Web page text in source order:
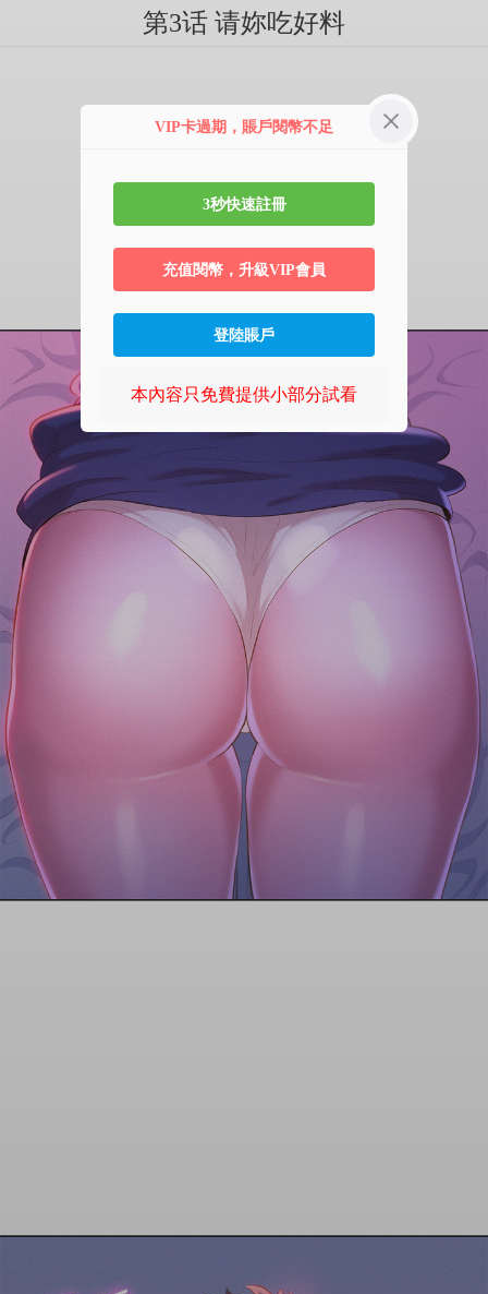
第3话 请妳吃好料
VIP卡過期，賬戶閱幣不足
3秒快速註冊
充值閱幣，升級VIP會員
登陸賬戶
本內容只免費提供小部分試看